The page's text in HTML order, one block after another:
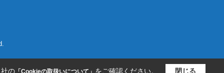
の「Cookieの取扱いについて」 をご確認ください。 閉じる